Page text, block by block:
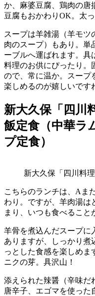
か、麻婆豆腐、鶏肉の唐
豆腐もおかわりOK。太っ
スープは羊雑湯（羊モツ
肉のスープ）もあり。単
ーブルへ運ばれます。具
料理のお供にぴったり。
ので、常に温か。スープ
楽しめるのが嬉しいです
新大久保「四川
飯定食（中華ラ
プ定食）
新大久保「四川料
こちらのランチは、Aま
わり。ですが、羊肉湯は
まり、いつも食べること
羊骨を煮込んだスープに
ありますが、しっかり煮
っとした食感を楽しめま
ニクの芽。具沢山！
添えられた辣醤（辛味だ
唐辛子、エゴマを使った